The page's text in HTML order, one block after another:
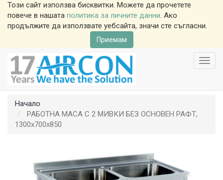
Този сайт използва бисквитки. Можете да прочетете
повече в нашата политика за личните данни. Ако
продължите да използвате уебсайта, значи сте съгласни.
Приемам
Начало
РАБОТНА МАСА С 2 МИВКИ БЕЗ ОСНОВЕН РАФТ,
1300x700x850